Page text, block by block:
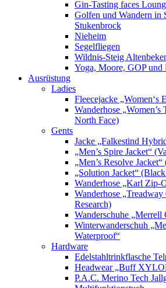
Gin-Tasting faces
Golfen und Wandern in
Stukenbrock
Nieheim
Segelfliegen
Wildnis-Steig
Yoga, Moore, GOP und
Ausrüstung
Ladies
Fleecejacke „Women‘s
Wanderhose
North Face)
Gents
Jacke „Falkestind
„Men’s Spire Jacket“
„Men’s Resolve
„Solution Jacket“
Wanderhose „Karl Zip-
Wanderhose
Research)
Wanderschuhe
Winterwanderschuh
Waterproof“
Hardware
Edelstahltrinkflasche
Headwear „Buff
P.A.C. Merino Tech